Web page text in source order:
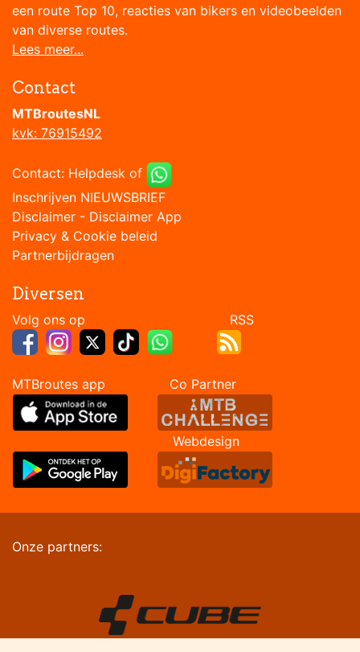
een route Top 10, reacties van bikers en videobeelden
van diverse routes.
Lees meer...
Contact
MTBroutesNL
kvk: 76915492
Contact: Helpdesk of
Inschrijven NIEUWSBRIEF
Disclaimer - Disclaimer App
Privacy & Cookie beleid
Partnerbijdragen
Diversen
Volg ons op RSS
MTBroutes app Co Partner
Webdesign
Onze partners: